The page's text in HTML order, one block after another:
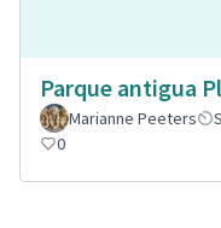
Parque antigua
Marianne Peeters
0